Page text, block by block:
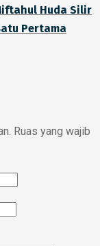
Huda Silir
Pertama
Ruas yang wajib